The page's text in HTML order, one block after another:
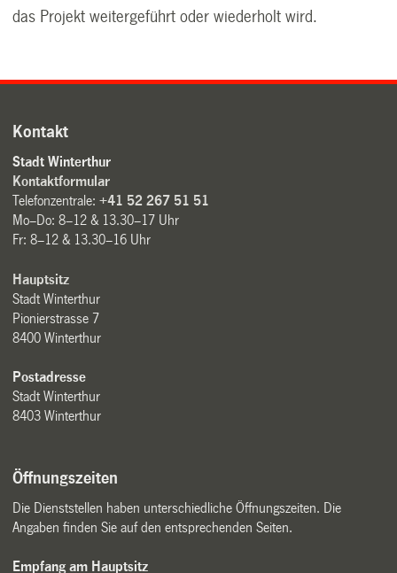
das Projekt weitergeführt oder wiederholt wird.
Kontakt
Stadt Winterthur
Kontaktformular
Telefonzentrale:+41 52 267 51 51
Mo–Do: 8–12 & 13.30–17 Uhr
Fr: 8–12 & 13.30–16 Uhr
Hauptsitz
Stadt Winterthur
Pionierstrasse 7
8400 Winterthur
Postadresse
Stadt Winterthur
8403 Winterthur
Öffnungszeiten
Die Dienststellen haben unterschiedliche Öffnungszeiten. Die
Angaben finden Sie auf den entsprechenden Seiten.
Empfang am Hauptsitz